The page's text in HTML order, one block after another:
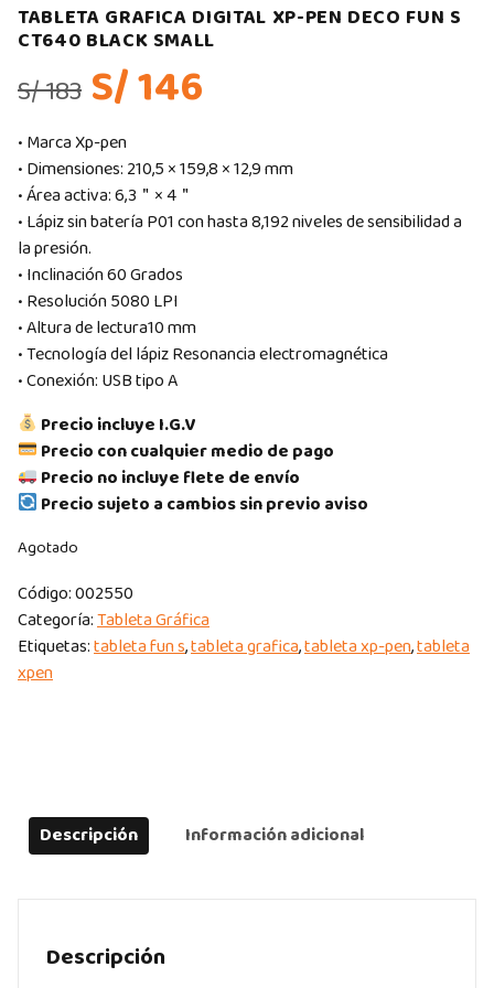
TABLETA GRAFICA DIGITAL XP-PEN DECO FUN S
CT640 BLACK SMALL
S/ 183 S/ 146
• Marca Xp-pen
• Dimensiones: 210,5 × 159,8 × 12,9 mm
• Área activa: 6,3＂× 4＂
• Lápiz sin batería P01 con hasta 8,192 niveles de sensibilidad a
la presión.
• Inclinación 60 Grados
• Resolución 5080 LPI
• Altura de lectura10 mm
• Tecnología del lápiz Resonancia electromagnética
• Conexión: USB tipo A
Precio incluye I.G.V
Precio con cualquier medio de pago
Precio no incluye flete de envío
Precio sujeto a cambios sin previo aviso
Agotado
Código:002550
Categoría:Tableta Gráfica
Etiquetas:tableta fun s,tableta grafica,tableta xp-pen,tableta
xpen
Descripción Información adicional
Descripción